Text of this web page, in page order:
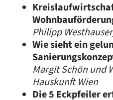
Philipp
Wie sieht ein
Margit Schön und
Hauskunft Wien
Die 5 Eckpfeiler